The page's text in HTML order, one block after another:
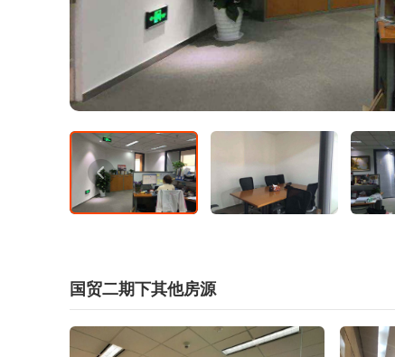
国贸二期下其他房源